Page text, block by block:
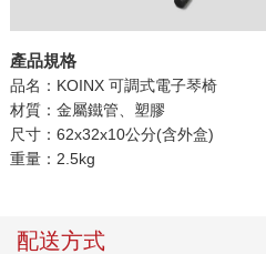
產品規格
品名：KOINX 可調式電子琴椅
材質：金屬鐵管、塑膠
尺寸：62x32x10公分(含外盒)
重量：2.5kg
配送方式